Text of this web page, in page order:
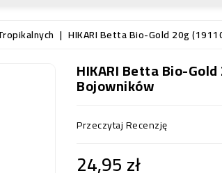
HIKARI Betta Bio-Gold 20g
HIKARI Betta Bio-
Bojowników
Przeczytaj Recenzję
24,95 zł